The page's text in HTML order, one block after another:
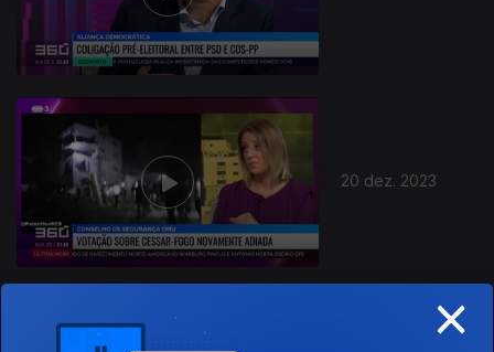
20 dez. 2023
×